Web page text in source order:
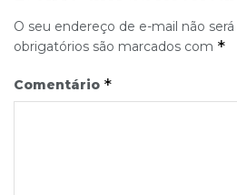
O seu endereço de e-mail não
obrigatórios são marcados com *
Comentário *